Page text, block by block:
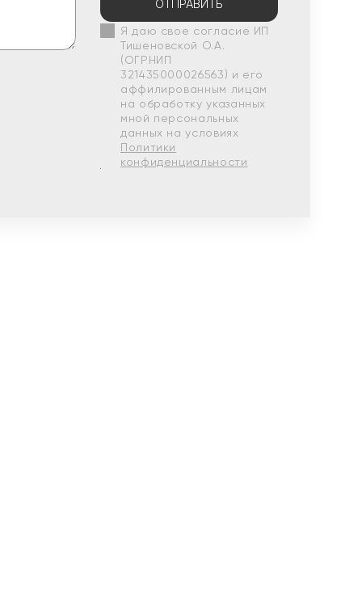
ОТПРАВИТЬ
Я даю свое согласие ИП
Тишеновской О.А.
(ОГРНИП
321435000026563) и его
аффилированным лицам
на обработку указанных
мной персональных
данных на условиях
Политики
конфиденциальности